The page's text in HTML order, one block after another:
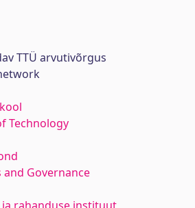
TTÜ arvutivõrgus
Technology
and Governance